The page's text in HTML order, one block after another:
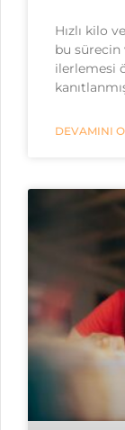
Hızlı kilo
bu
ilerlemesi
DEVAMINI